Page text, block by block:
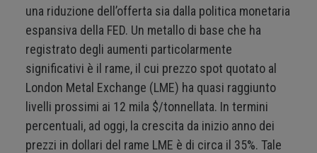
una riduzione dell’offerta sia dalla politica monetaria
espansiva della FED. Un metallo di base che ha
registrato degli aumenti particolarmente
significativi è il rame, il cui prezzo spot quotato al
London Metal Exchange (LME) ha quasi raggiunto
livelli prossimi ai 12 mila $/tonnellata. In termini
percentuali, ad oggi, la crescita da inizio anno dei
prezzi in dollari del rame LME è di circa il 35%. Tale